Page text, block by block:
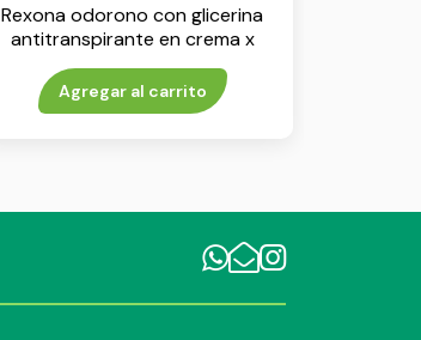
Rexona odorono con glicerina
antitranspirante en crema x
60 g
Agregar al carrito